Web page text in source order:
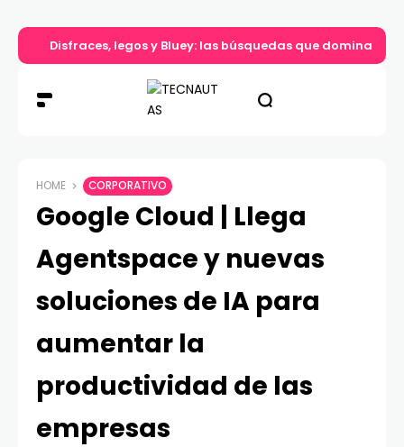
Disfraces, legos y Bluey: las búsquedas que dominan el
HOME CORPORATIVO
Google Cloud | Llega
Agentspace y nuevas
soluciones de IA para
aumentar la
productividad de las
empresas